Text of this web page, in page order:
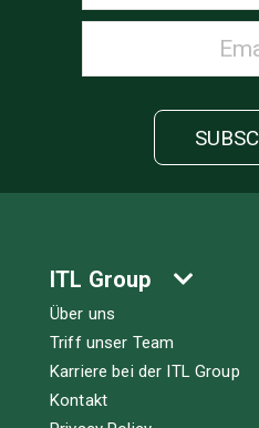
ITL Group
Über uns
Triff unser Team
Karriere bei der ITL Group
Kontakt